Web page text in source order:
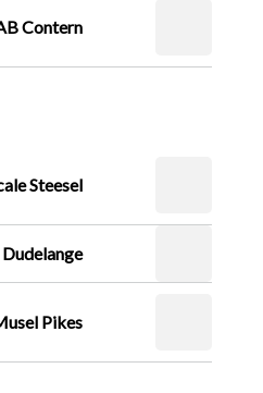
Contern
Steesel
Pikes